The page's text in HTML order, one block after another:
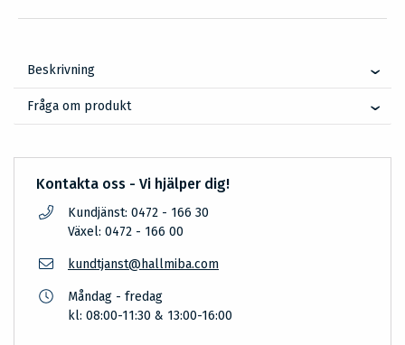
Beskrivning
Fråga om produkt
Kontakta oss - Vi hjälper dig!
Kundjänst: 0472 - 166 30
Växel: 0472 - 166 00
kundtjanst@hallmiba.com
Måndag - fredag
kl: 08:00-11:30 & 13:00-16:00